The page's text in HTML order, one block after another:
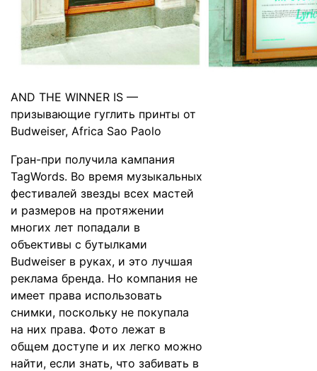
AND THE WINNER IS —
призывающие гуглить принты от
Budweiser, Africa Sao Paolo
Гран-при получила кампания
TagWords. Во время музыкальных
фестивалей звезды всех мастей
и размеров на протяжении
многих лет попадали в
объективы с бутылками
Budweiser в руках, и это лучшая
реклама бренда. Но компания не
имеет права использовать
снимки, поскольку не покупала
на них права. Фото лежат в
общем доступе и их легко можно
найти, если знать, что забивать в